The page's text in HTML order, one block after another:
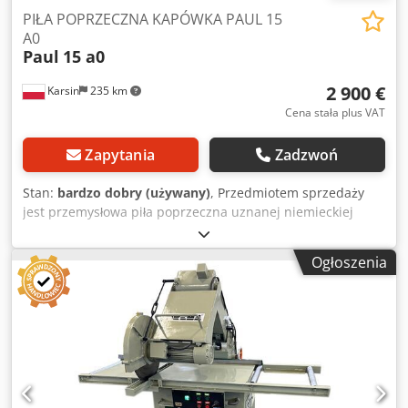
Karsin 235 km
PIŁA POPRZECZNA KAPÓWKA PAUL 15
A0
Paul 15 a0
2 900 €
Cena stała plus VAT
Zapytania Zadzwoń
Stan: bardzo dobry (używany), Przedmiotem sprzedaży
jest przemysłowa piła poprzeczna uznanej niemieckiej
firmy Paul Maschinenfabrik GmbH & Co. Model 15 A0 to
niezawodna, solidna maszyna, która doskonale sprawdzi
się w każdym tartaku, zakładzie stolarskim czy przy
produkcji palet, gwarantując szybkość, precyzję i
bezpieczeństwo cięcia. ⚙️ DANE TECHNICZNE I
SPECYFIKACJA: Producent: Paul Maschinenfabrik GmbH &
Co, Dürmentingen (Niemcy) Dsdpfxozp Af Ss Ah Deck Typ /
Model: 15 A0 Numer maszyny (Masch. Nr.): 8621628 Data
produkcji (Liefertag): 17.03.1986 Moc silnika: 3 kW (według
tabliczki znamionowej moc przyłączeniowa maszyny wynosi
Ogłoszenia